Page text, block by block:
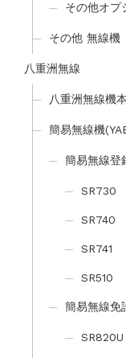
その他オプ
その他 無線機
八重洲無線
八重洲無線機
簡易無線機
簡易無線登
SR730
SR740
SR741
SR510
簡易無線免
SR820U